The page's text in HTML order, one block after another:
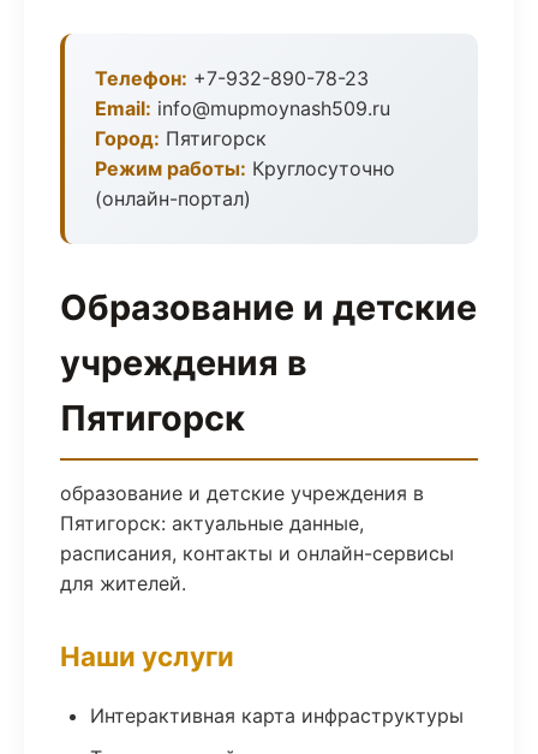
Телефон: +7-932-890-78-23
Email: info@mupmoynash509.ru
Город: Пятигорск
Режим работы: Круглосуточно
(онлайн-портал)
Образование и детские
учреждения в
Пятигорск
образование и детские учреждения в
Пятигорск: актуальные данные,
расписания, контакты и онлайн-сервисы
для жителей.
Наши услуги
Интерактивная карта инфраструктуры